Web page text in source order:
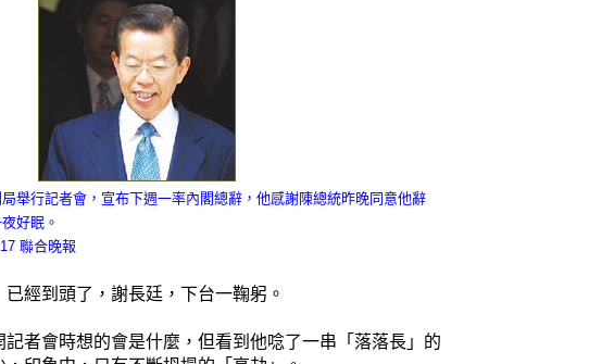
舉行記者會，宣布下週一率內閣總辭，他感謝陳總統昨晚同意他辭
好眠。
聯合晚報
經到頭了，謝長廷，下台一鞠躬。
記者會時想的會是什麼，但看到他唸了一串「落落長」的